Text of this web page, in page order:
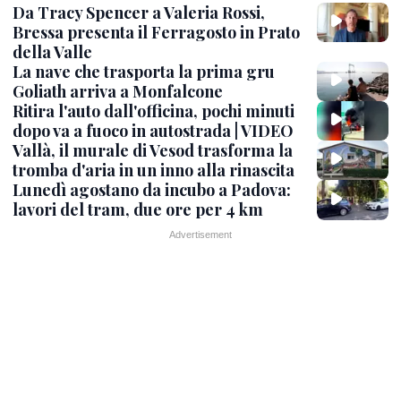
Da Tracy Spencer a Valeria Rossi,
Bressa presenta il Ferragosto in Prato
della Valle
La nave che trasporta la prima gru
Goliath arriva a Monfalcone
Ritira l'auto dall'officina, pochi minuti
dopo va a fuoco in autostrada | VIDEO
Vallà, il murale di Vesod trasforma la
tromba d'aria in un inno alla rinascita
Lunedì agostano da incubo a Padova:
lavori del tram, due ore per 4 km